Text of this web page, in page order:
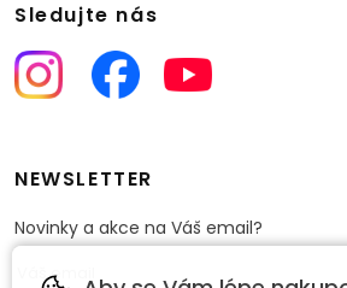
Sledujte nás
NEWSLETTER
Novinky a akce na Váš email?